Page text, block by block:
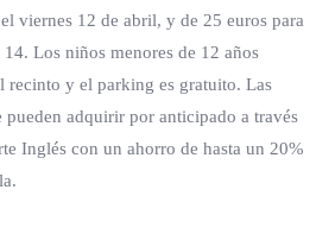
viernes 12 de abril, y de 25 euros para
Los niños menores de 12 años
recinto y el parking es gratuito. Las
pueden adquirir por anticipado a través
Inglés con un ahorro de hasta un 20%